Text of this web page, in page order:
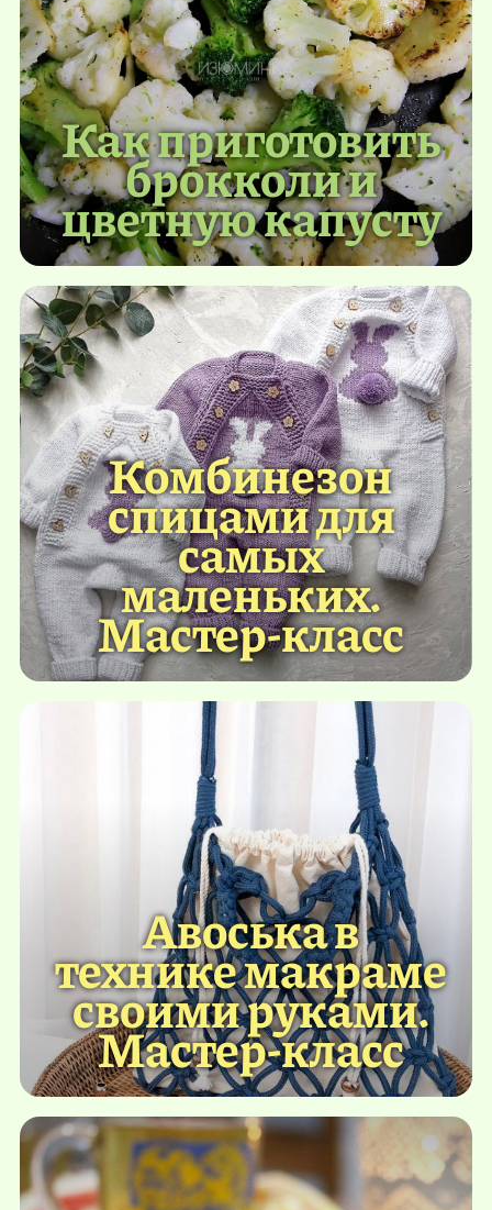
Как приготовить
брокколи и
цветную капусту
Комбинезон
спицами для
самых
маленьких.
Мастер-класс
Авоська в
технике макраме
своими руками.
Мастер-класс